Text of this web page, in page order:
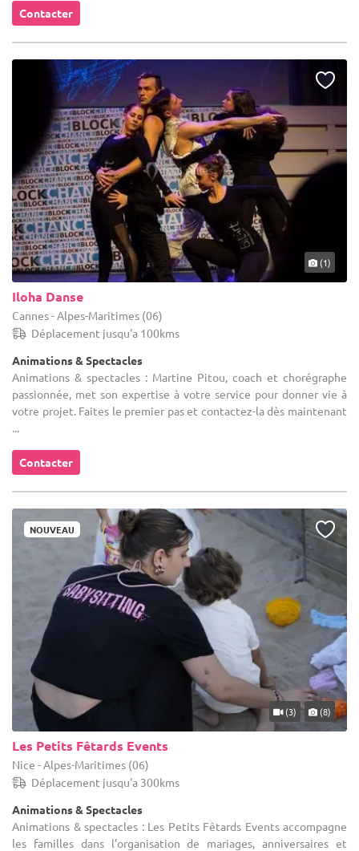
Contacter
(1)
Iloha Danse
Cannes - Alpes-Maritimes (06)
Déplacement jusqu'a 100kms
Animations & Spectacles
Animations & spectacles : Martine Pitou, coach et chorégraphe
passionnée, met son expertise à votre service pour donner vie à
votre projet. Faites le premier pas et contactez-la dès maintenant
...
Contacter
NOUVEAU
(3) (8)
Les Petits Fêtards Events
Nice - Alpes-Maritimes (06)
Déplacement jusqu'a 300kms
Animations & Spectacles
Animations & spectacles : Les Petits Fêtards Events accompagne
les familles dans l’organisation de mariages, anniversaires et